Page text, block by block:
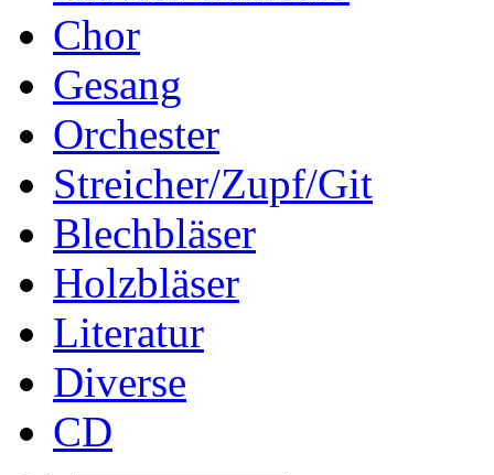
Chor
Gesang
Orchester
Streicher/Zupf/Git
Blechbläser
Holzbläser
Literatur
Diverse
CD